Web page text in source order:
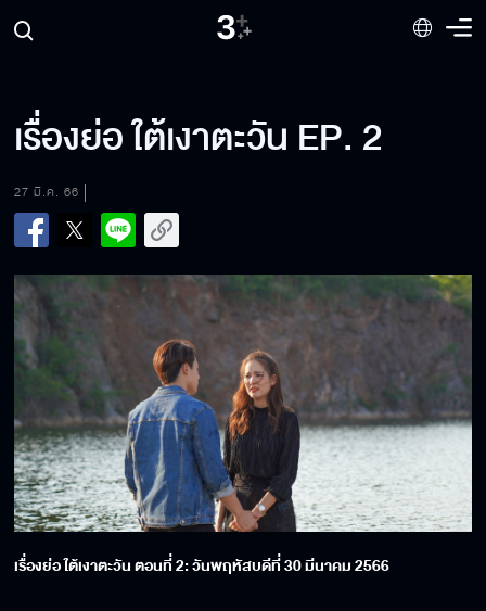
เรื่องย่อ ใต้เงาตะวัน EP. 2
27 มี.ค. 66
เรื่องย่อ ใต้เงาตะวัน ตอนที่2: วันพฤหัสบดีที่ 30 มีนาคม 2566